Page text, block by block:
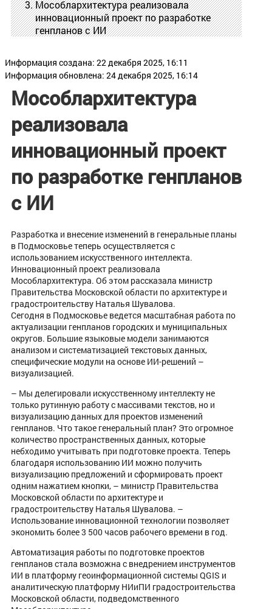
Мособлархитектура реализовала
инновационный проект по разработке
генпланов с ИИ
Информация создана: 22 декабря 2025, 16:11
Информация обновлена: 24 декабря 2025, 16:14
Мособлархитектура
реализовала
инновационный проект
по разработке генпланов
с ИИ
Разработка и внесение изменений в генеральные планы
в Подмосковье теперь осуществляется с
использованием искусственного интеллекта.
Инновационный проект реализовала
Мособлархитектура. Об этом рассказала министр
Правительства Московской области по архитектуре и
градостроительству Наталья Шувалова.
Сегодня в Подмосковье ведется масштабная работа по
актуализации генпланов городских и муниципальных
округов. Большие языковые модели занимаются
анализом и систематизацией текстовых данных,
специфические модули на основе ИИ-решений –
визуализацией.
– Мы делегировали искусственному интеллекту не
только рутинную работу с массивами текстов, но и
визуализацию данных для проектов изменений
генпланов. Что такое генеральный план? Это огромное
количество пространственных данных, которые
небходимо учитывать при подготовке проекта. Теперь
благодаря использованию ИИ можно получить
визуализацию предложений и сформировать проект
одним нажатием кнопки, – министр Правительства
Московской области по архитектуре и
градостроительству Наталья Шувалова. –
Использование инновационной технологии позволяет
экономить более 3 500 часов рабочего времени в год.
Автоматизация работы по подготовке проектов
генпланов стала возможна с внедрением инструментов
ИИ в платформу геоинформационной системы QGIS и
аналитическую платформу НИиПИ градостроительства
Московской области, подведомственного